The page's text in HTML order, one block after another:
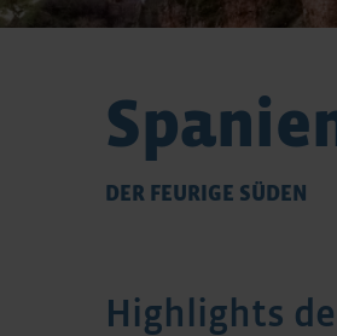
DER FEURIGE SÜDEN
Highlights